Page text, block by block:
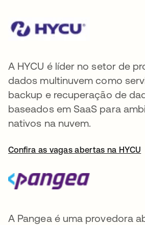
A HYCU é líder no setor de
dados multinuvem como
backup e recuperação de
baseados em SaaS para
nativos na nuvem.
Confira as vagas abertas na HYCU
A Pangea é uma provedora